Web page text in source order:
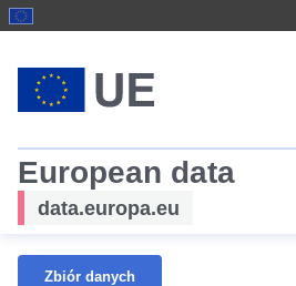
European data
data.europa.eu
Zbiór danych